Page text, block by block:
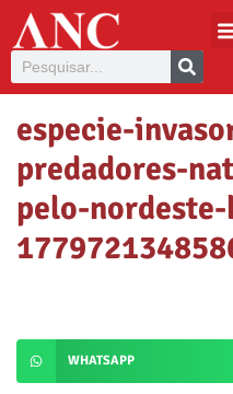
especie-
predadores-
pelo-
WHATSAPP